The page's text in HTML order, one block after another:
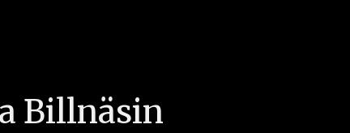
Billnäsin